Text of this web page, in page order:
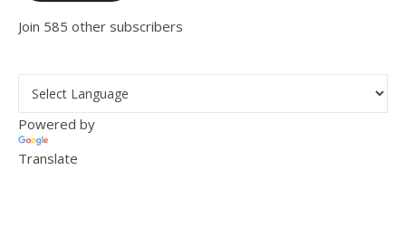
Join 585 other subscribers
Powered by
Translate